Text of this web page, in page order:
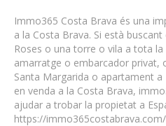
Immo365 Costa Brava és una
a la Costa Brava. Si està
Roses o una torre o vila a tota
amarratge o embarcador privat,
Santa Margarida o apartament
en venda a la Costa Brava,
ajudar a trobar la propietat a
https://